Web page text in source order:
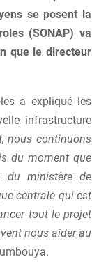
se posent la
(SONAP) va
que le directeur
a expliqué les
infrastructure
nous continuons
du moment que
du ministère de
centrale qui est
tout le projet
nous aider au